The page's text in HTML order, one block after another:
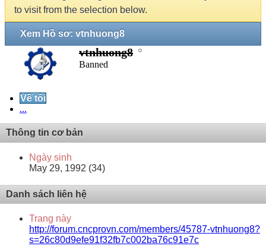
to visit from the selection below.
Xem Hồ sơ: vtnhuong8
vtnhuong8
Banned
Về tôi
...
Thông tin cơ bản
Ngày sinh
May 29, 1992 (34)
Danh sách liên hệ
Trang này
http://forum.cncprovn.com/members/45787-vtnhuong8?
s=26c80d9efe91f32fb7c002ba76c91e7c